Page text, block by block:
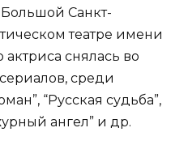
Санкт-
театре имени
снялась во
среди
“Русская судьба”,
ангел” и др.